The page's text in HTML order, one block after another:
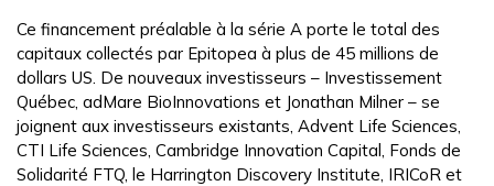
Ce financement préalable à la série A porte le total des
capitaux collectés par Epitopea à plus de 45 millions de
dollars US. De nouveaux investisseurs – Investissement
Québec, adMare BioInnovations et Jonathan Milner – se
joignent aux investisseurs existants, Advent Life Sciences,
CTI Life Sciences, Cambridge Innovation Capital, Fonds de
Solidarité FTQ, le Harrington Discovery Institute, IRICoR et